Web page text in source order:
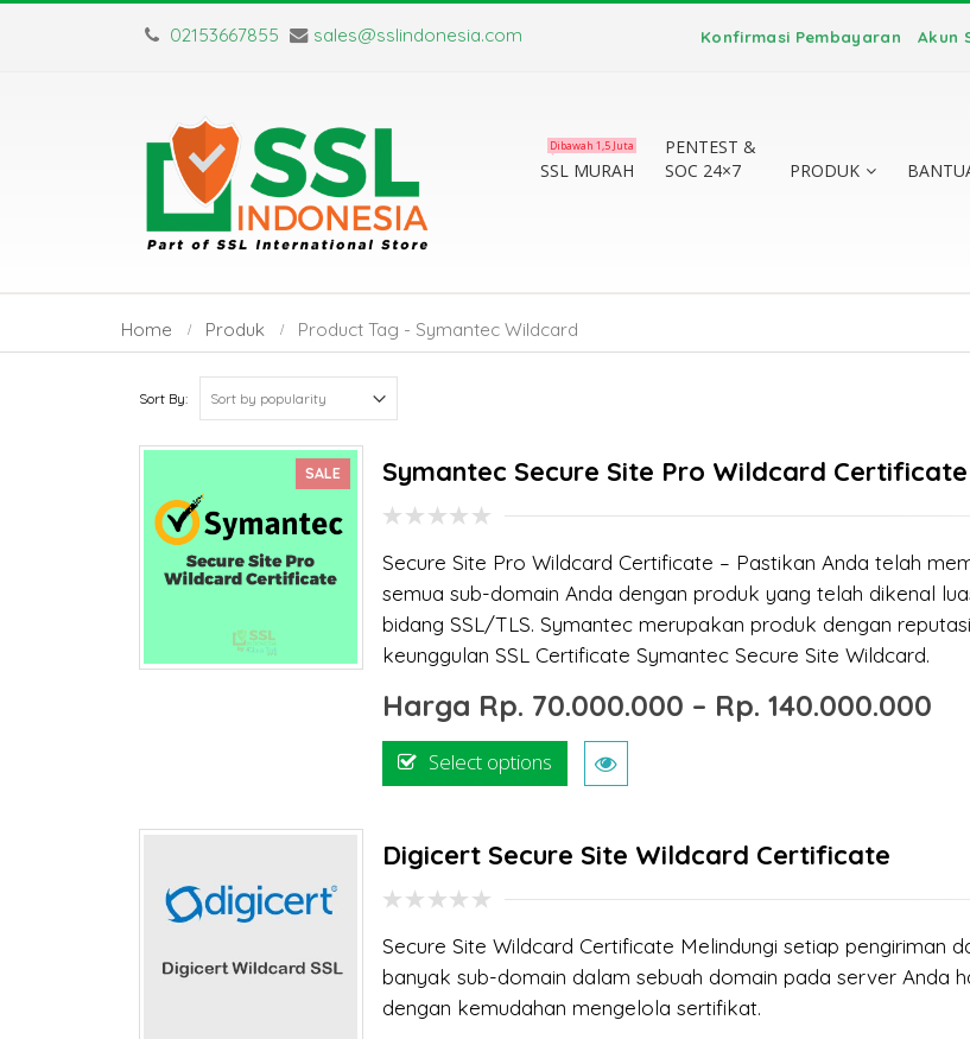
02153667855 sales@sslindonesia.com Konfirmasi Pembayaran Akun
SSL MURAH
Dibawah 1,5 Juta
PENTEST &
SOC 24×7
PRODUK
Home Produk Product Tag - Symantec Wildcard
Sort By:
SALE Symantec Secure Site Pro Wildcard Certificate
out
of
5
Secure Site Pro Wildcard Certificate – Pastikan Anda telah
semua sub-domain Anda dengan produk yang telah dikenal
bidang SSL/TLS. Symantec merupakan produk dengan
keunggulan SSL Certificate Symantec Secure Site Wildcard.
Harga Rp. 70.000.000 – Rp.140.000.000
Select options
Digicert Secure Site Wildcard Certificate
out
of
5
Secure Site Wildcard Certificate Melindungi setiap pengiriman
banyak sub-domain dalam sebuah domain pada server Anda
dengan kemudahan mengelola sertifikat.